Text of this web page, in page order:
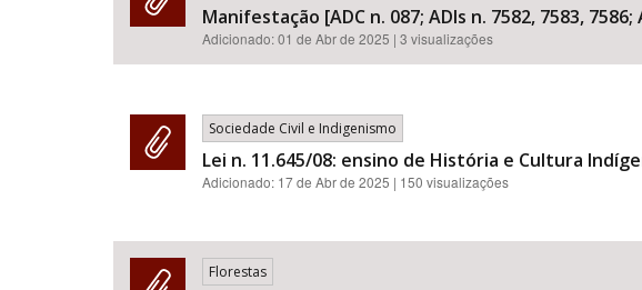
Manifestação [ADC n. 087; ADIs n. 7582, 7583, 7586;
Adicionado:01 de Abr de 2025 | 3 visualizações
Sociedade Civil e Indigenismo
Lei n. 11.645/08: ensino de História e Cultura
Adicionado: 17 de Abr de 2025 | 150 visualizações
Florestas